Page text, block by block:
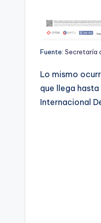
Fuente: Secretaría
Lo mismo
que llega
Internacional